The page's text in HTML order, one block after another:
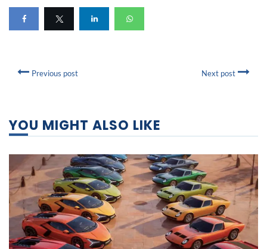
Previous post Next post
YOU MIGHT ALSO LIKE